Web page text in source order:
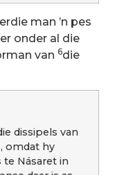
man ’n pes
onder al die
van 6die
dissipels van
omdat hy
te Násaret in